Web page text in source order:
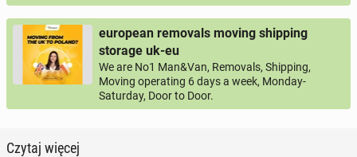
european removals moving shipping
storage uk-eu
We are No1 Man&Van, Removals, Shipping,
Moving operating 6 days a week, Monday-
Saturday, Door to Door.
Czytaj więcej